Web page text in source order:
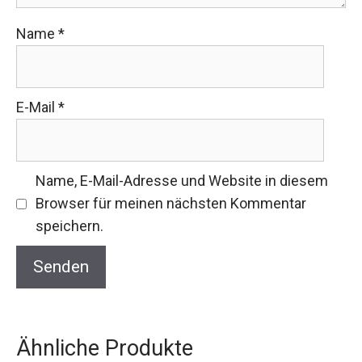
Name *
E-Mail *
Name, E-Mail-Adresse und Website in diesem
Browser für meinen nächsten Kommentar
speichern.
Ähnliche Produkte